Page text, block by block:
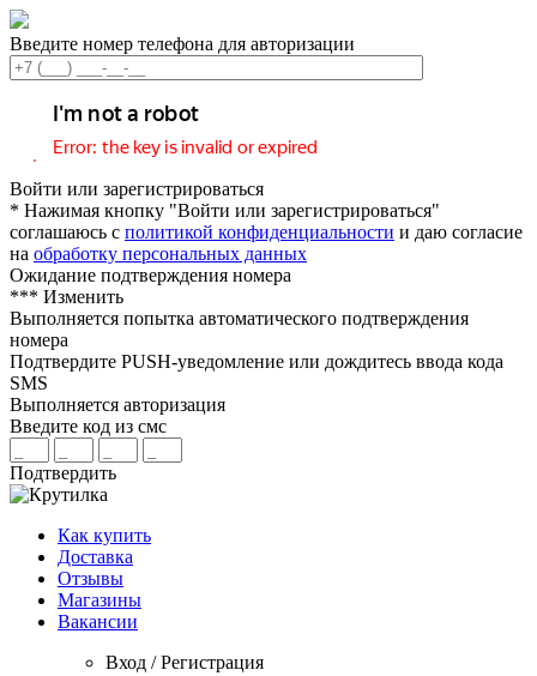
Введите номер телефона для авторизации
Войти или зарегистрироваться
* Нажимая кнопку "Войти или зарегистрироваться"
соглашаюсь с политикой конфиденциальности и даю согласие
на обработку персональных данных
Ожидание подтверждения номера
*** Изменить
Выполняется попытка автоматического подтверждения
номера
Подтвердите PUSH-уведомление или дождитесь ввода кода
SMS
Выполняется авторизация
Введите код из смс
Подтвердить
Как купить
Доставка
Отзывы
Магазины
Вакансии
Вход / Регистрация